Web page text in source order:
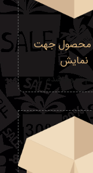
محصول جهت
نمایش
تموم شدم :(